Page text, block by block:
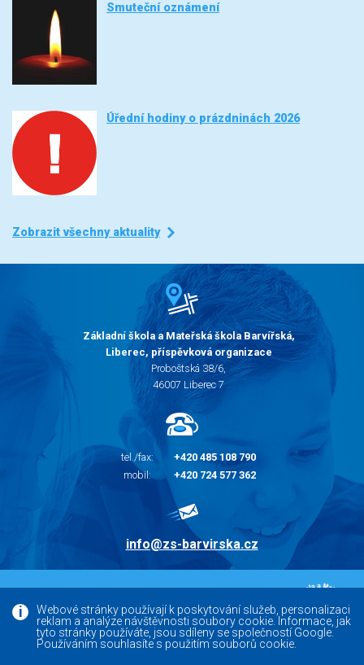
Webové stránky používají k poskytování služeb, personalizaci
reklam a analýze návštěvnosti soubory cookie. Informace, jak
tyto stránky používáte, jsou sdíleny se společností Google.
Používáním souhlasíte s použitím souborů cookie.
Smuteční oznámení
Úřední hodiny o prázdninách 2026
Zobrazit všechny aktuality
Základní škola a Mateřská škola Barvířská,
Liberec, příspěvková organizace
Proboštská 38/6,
46007 Liberec 7
tel./fax:
+420 485 108 790
mobil:
+420 724 577 362
info@zs-barvirska.cz
Facebook